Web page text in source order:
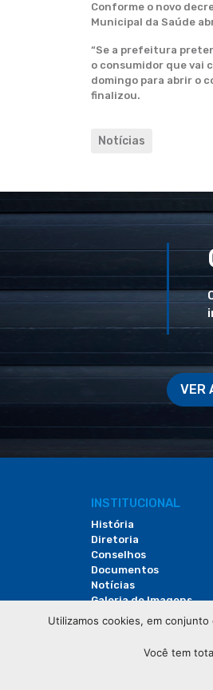
Conforme o novo
Municipal da Saúde
“Se a prefeitura
o consumidor que vai
domingo para abrir o
finalizou.
Notícias
VER
INSTITUCIONAL
História
Diretoria
Conselhos
Documentos
Notícias
Galeria de Imagens
Revista do Comércio
Utilizamos cookies, em
Você tem